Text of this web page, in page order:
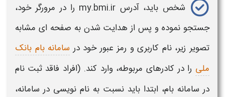
شخص باید، آدرس my.bmi.ir را در مرورگر خود،
جستجو نموده و پس از هدایت شدن به صفحه ای مشابه
تصویر زیر، نام کاربری و رمز عبور خود در سامانه بام بانک
ملی را در کادرهای مربوطه، وارد کند. (افراد فاقد ثبت نام
در سامانه بام، ابتدا باید نسبت به نام نویسی در سامانه،